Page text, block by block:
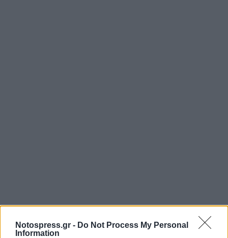
Notospress.gr - Do Not Process My Personal
Information